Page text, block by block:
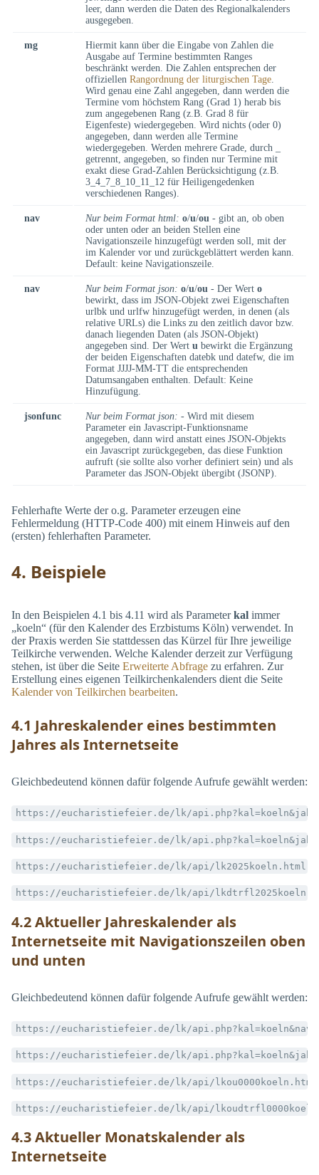
leer, dann werden die Daten des Regionalkalenders
ausgegeben.
mg
Hiermit kann über die Eingabe von Zahlen die
Ausgabe auf Termine bestimmten Ranges
beschränkt werden. Die Zahlen entsprechen der
offiziellen Rangordnung der liturgischen Tage.
Wird genau eine Zahl angegeben, dann werden die
Termine vom höchstem Rang (Grad 1) herab bis
zum angegebenen Rang (z.B. Grad 8 für
Eigenfeste) wiedergegeben. Wird nichts (oder 0)
angegeben, dann werden alle Termine
wiedergegeben. Werden mehrere Grade, durch _
getrennt, angegeben, so finden nur Termine mit
exakt diese Grad-Zahlen Berücksichtigung (z.B.
3_4_7_8_10_11_12 für Heiligengedenken
verschiedenen Ranges).
nav Nur beim Format html: o/u/ou - gibt an, ob oben
oder unten oder an beiden Stellen eine
Navigationszeile hinzugefügt werden soll, mit der
im Kalender vor und zurückgeblättert werden kann.
Default: keine Navigationszeile.
nav Nur beim Format json: o/u/ou - Der Wert o
bewirkt, dass im JSON-Objekt zwei Eigenschaften
urlbk und urlfw hinzugefügt werden, in denen (als
relative URLs) die Links zu den zeitlich davor bzw.
danach liegenden Daten (als JSON-Objekt)
angegeben sind. Der Wert u bewirkt die Ergänzung
der beiden Eigenschaften datebk und datefw, die im
Format JJJJ-MM-TT die entsprechenden
Datumsangaben enthalten. Default: Keine
Hinzufügung.
jsonfunc Nur beim Format json: - Wird mit diesem
Parameter ein Javascript-Funktionsname
angegeben, dann wird anstatt eines JSON-Objekts
ein Javascript zurückgegeben, das diese Funktion
aufruft (sie sollte also vorher definiert sein) und als
Parameter das JSON-Objekt übergibt (JSONP).
Fehlerhafte Werte der o.g. Parameter erzeugen eine
Fehlermeldung (HTTP-Code 400) mit einem Hinweis auf den
(ersten) fehlerhaften Parameter.
4. Beispiele
In den Beispielen 4.1 bis 4.11 wird als Parameterkal immer
„koeln“ (für den Kalender des Erzbistums Köln) verwendet. In
der Praxis werden Sie stattdessen das Kürzel für Ihre jeweilige
Teilkirche verwenden. Welche Kalender derzeit zur Verfügung
stehen, ist über die Seite Erweiterte Abfrage zu erfahren. Zur
Erstellung eines eigenen Teilkirchenkalenders dient die Seite
Kalender von Teilkirchen bearbeiten.
4.1 Jahreskalender eines bestimmten
Jahres als Internetseite
Gleichbedeutend können dafür folgende Aufrufe gewählt werden:
https://eucharistiefeier.de/lk/
https://eucharistiefeier.de/lk/
https://eucharistiefeier.de/lk/api/lk2025koeln.html
https://eucharistiefeier.de/lk/api/
4.2 Aktueller Jahreskalender als
Internetseite mit Navigationszeilen oben
und unten
Gleichbedeutend können dafür folgende Aufrufe gewählt werden:
https://eucharistiefeier.de/lk/
https://eucharistiefeier.de/lk/
https://eucharistiefeier.de/lk/api/lkou0000koeln.html
https://eucharistiefeier.de/lk/api/
4.3 Aktueller Monatskalender als
Internetseite